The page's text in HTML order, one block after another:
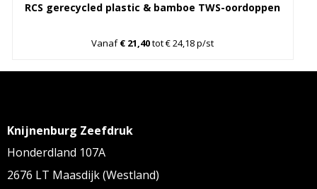
RCS gerecycled plastic & bamboe TWS-oordoppen
Vanaf€ 21,40tot € 24,18 p/st
Knijnenburg Zeefdruk
Honderdland 107A
2676 LT Maasdijk (Westland)